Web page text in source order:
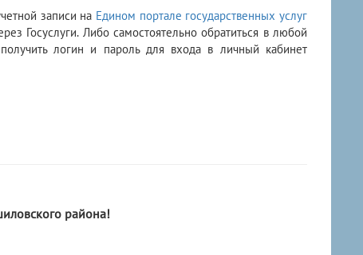
записи на Едином портале государственных услуг
Госуслуги. Либо самостоятельно обратиться в любой
логин и пароль для входа в личный кабинет
района!